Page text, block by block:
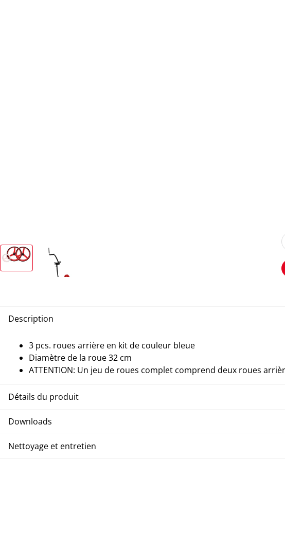
Description
3 pcs. roues arrière en kit de couleur bleue
Diamètre de la roue 32 cm
ATTENTION: Un jeu de roues complet comprend deux roues
Détails du produit
Downloads
Nettoyage et entretien